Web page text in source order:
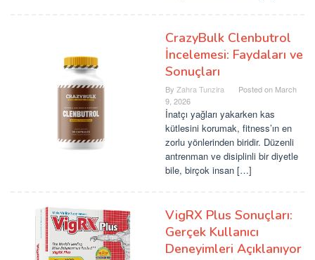
CrazyBulk Clenbutrol
İncelemesi: Faydaları ve
Sonuçları
By Zahra Tunzira Posted on March
9, 2026
İnatçı yağları yakarken kas
kütlesini korumak, fitness’ın en
zorlu yönlerinden biridir. Düzenli
antrenman ve disiplinli bir diyetle
bile, birçok insan […]
VigRX Plus Sonuçları:
Gerçek Kullanıcı
Deneyimleri Açıklanıyor